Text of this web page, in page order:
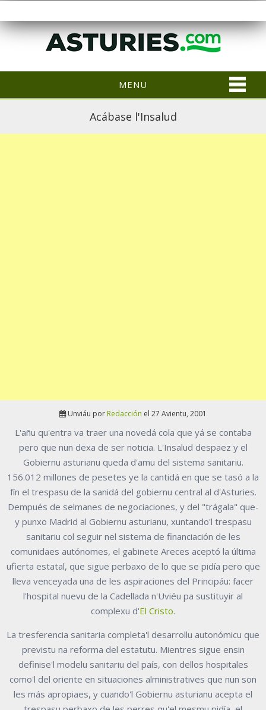
MENU
Acábase l'Insalud
Unviáu por Redacción el 27 Avientu, 2001
L'añu qu'entra va traer una novedá cola que yá se contaba
pero que nun dexa de ser noticia. L'Insalud despaez y el
Gobiernu asturianu queda d'amu del sistema sanitariu.
156.012 millones de pesetes ye la cantidá en que se tasó a la
fín el trespasu de la sanidá del gobiernu central al d'Asturies.
Dempués de selmanes de negociaciones, y del "trágala" que-
y punxo Madrid al Gobiernu asturianu, xuntando'l trespasu
sanitariu col seguir nel sistema de financiación de les
comunidaes autónomes, el gabinete Areces aceptó la última
ufierta estatal, que sigue perbaxo de lo que se pidía pero que
lleva venceyada una de les aspiraciones del Principáu: facer
l'hospital nuevu de la Cadellada n'Uviéu pa sustituyir al
complexu d'El Cristo.
La tresferencia sanitaria completa'l desarrollu autonómicu que
previstu na reforma del estatutu. Mientres sigue ensin
definise'l modelu sanitariu del país, con dellos hospitales
como'l del oriente en situaciones alministratives que nun son
les más apropiaes, y cuando'l Gobiernu asturianu acepta el